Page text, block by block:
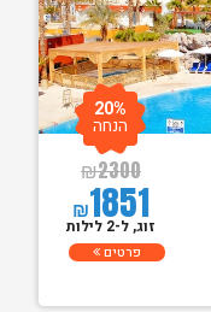
₪2300
₪1851
20%
הנחה
זוג, ל-2 לילות
פרטים